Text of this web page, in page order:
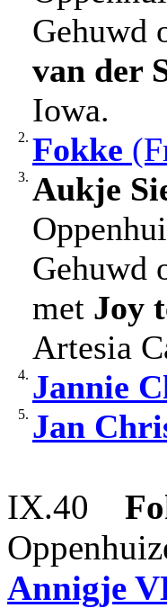
Gehuwd
van der
Iowa.
2. Fokke
3. Aukje
Gehuwd
met Joy
Artesia
4. Jannie
5. Jan
IX.40
Annigje